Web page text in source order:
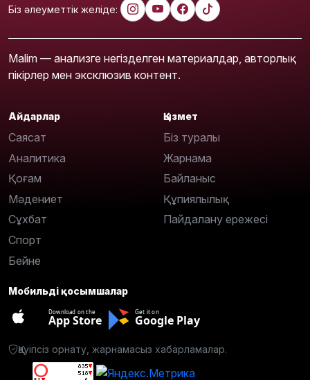
Біз әлеуметтік желіде:
Malim — анализге негізделген материалдар, авторлық
пікірлер мен эксклюзив контент.
Айдарлар
Саясат
Аналитика
Қоғам
Мәдениет
Сұхбат
Спорт
Бейне
Қызмет
Біз туралы
Жарнама
Байланыс
Құпиялылық
Пайдалану ережесі
Мобильді қосымшалар
Download on the
App Store
Get it on
Google Play
Қауіпсіз орнату, жарнамасыз хабарламалар.